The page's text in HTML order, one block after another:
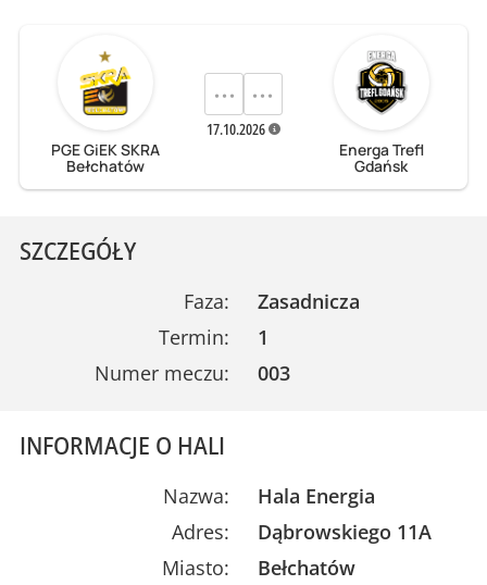
PGE GiEK SKRA
Bełchatów
··· ···
17.10.2026
Energa Trefl
Gdańsk
SZCZEGÓŁY
Faza:
Zasadnicza
Termin:
1
Numer meczu:
003
INFORMACJE O HALI
Nazwa:
Hala Energia
Adres:
Dąbrowskiego 11A
Miasto:
Bełchatów